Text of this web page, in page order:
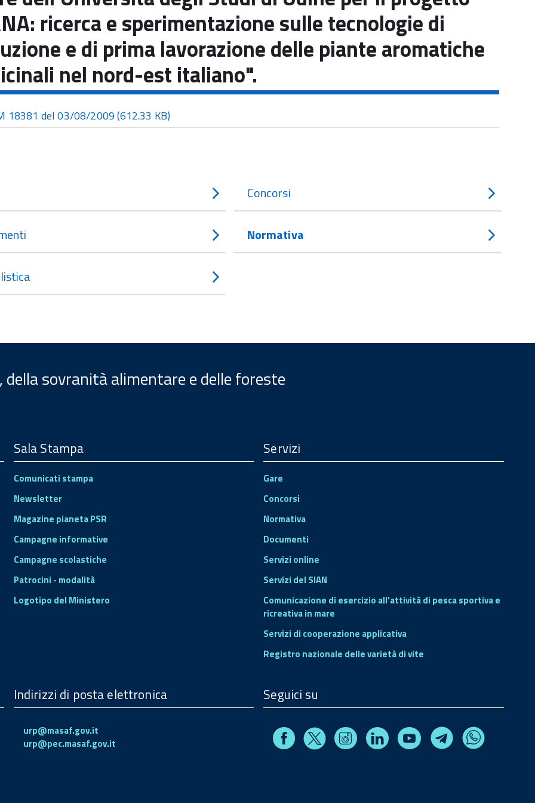
ricerca e sperimentazione sulle tecnologie di
e di prima lavorazione delle piante aromatiche
nel nord-est italiano".
18381 del 03/08/2009(612.33 KB)
Concorsi
Normativa
sovranità alimentare e delle foreste
Sala Stampa
Comunicati stampa
Newsletter
Magazine pianeta PSR
Campagne informative
Campagne scolastiche
Patrocini - modalità
Logotipo del Ministero
Servizi
Gare
Concorsi
Normativa
Documenti
Servizi online
Servizi del SIAN
Comunicazione di esercizio all'attività di pesca sportiva e
ricreativa in mare
Servizi di cooperazione applicativa
Registro nazionale delle varietà di vite
Indirizzi di posta elettronica
urp@masaf.gov.it
urp@pec.masaf.gov.it
Seguici su
Facebook
X InstagramLinkedinYoutube TelegramWhatsapp